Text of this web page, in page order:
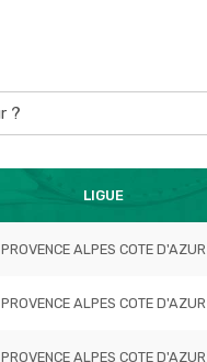
LIGUE
PROVENCE ALPES COTE D'AZUR
PROVENCE ALPES COTE D'AZUR
PROVENCE ALPES COTE D'AZUR